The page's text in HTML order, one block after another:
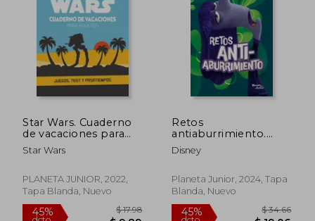
45%
dcto.
$ 27.54
$ 15.15
45%
dcto.
Star Wars. Cuaderno
de vacaciones para
adultos
Star Wars
PLANETA JUNIOR, 2022,
Tapa Blanda, Nuevo
Retos
antiaburrimiento.
Intensamente 2
Disney
Planeta Junior, 2024, Tapa
Blanda, Nuevo